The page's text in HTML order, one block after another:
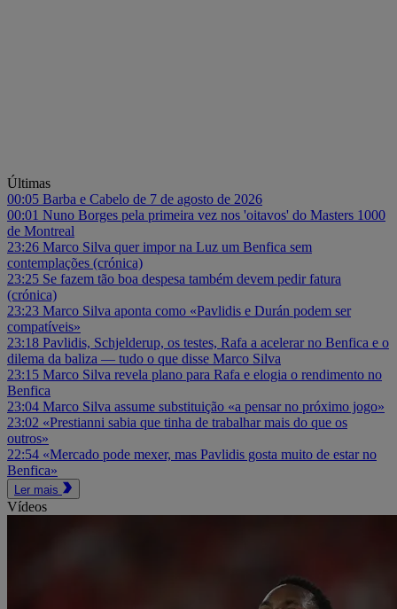
Últimas
00:05 Barba e Cabelo de 7 de agosto de 2026
00:01 Nuno Borges pela primeira vez nos 'oitavos' do Masters 1000
de Montreal
23:26 Marco Silva quer impor na Luz um Benfica sem
contemplações (crónica)
23:25 Se fazem tão boa despesa também devem pedir fatura
(crónica)
23:23 Marco Silva aponta como «Pavlidis e Durán podem ser
compatíveis»
23:18 Pavlidis, Schjelderup, os testes, Rafa a acelerar no Benfica e o
dilema da baliza — tudo o que disse Marco Silva
23:15 Marco Silva revela plano para Rafa e elogia o rendimento no
Benfica
23:04 Marco Silva assume substituição «a pensar no próximo jogo»
23:02 «Prestianni sabia que tinha de trabalhar mais do que os
outros»
22:54 «Mercado pode mexer, mas Pavlidis gosta muito de estar no
Benfica»
Ler mais
Vídeos